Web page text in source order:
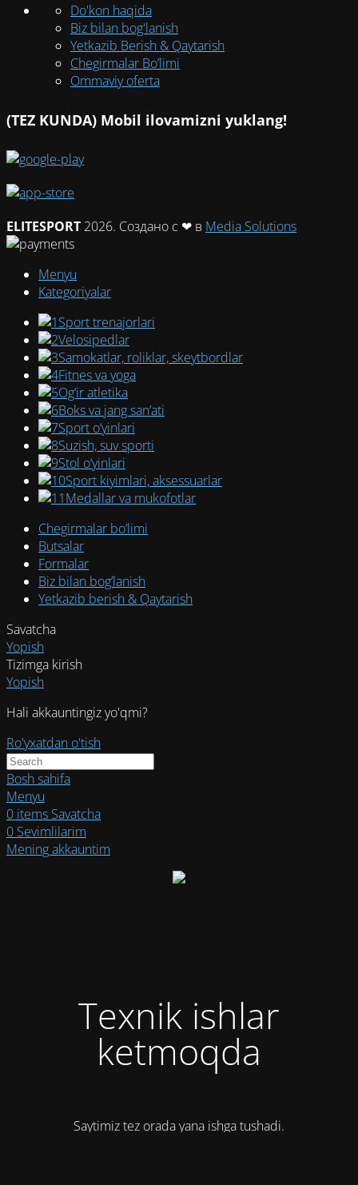
Do'kon haqida
Biz bilan bog'lanish
Yetkazib Berish & Qaytarish
Chegirmalar Bo’limi
Ommaviy oferta
(TEZ KUNDA) Mobil ilovamizni yuklang!
ELITESPORT 2026. Создано с ❤ в Media Solutions
Menyu
Kategoriyalar
Sport trenajorlari
Velosipedlar
Samokatlar, roliklar, skeytbordlar
Fitnes va yoga
Og‘ir atletika
Boks va jang san’ati
Sport o‘yinlari
Suzish, suv sporti
Stol o‘yinlari
Sport kiyimlari, aksessuarlar
Medallar va mukofotlar
Chegirmalar bo’limi
Butsalar
Formalar
Biz bilan bog’lanish
Yetkazib berish & Qaytarish
Savatcha
Yopish
Tizimga kirish
Yopish
Hali akkauntingiz yo'qmi?
Ro'yxatdan o'tish
Bosh sahifa
Menyu
0 items Savatcha
0 Sevimlilarim
Mening akkauntim
Texnik ishlar
ketmoqda
Saytimiz tez orada yana ishga tushadi.